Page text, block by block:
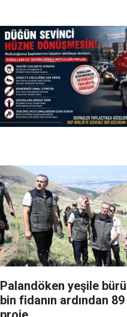
Palandöken yeşile
bin fidanın ardından 89 hektarlık yeni